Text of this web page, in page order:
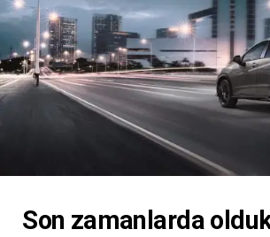
Son zamanlarda